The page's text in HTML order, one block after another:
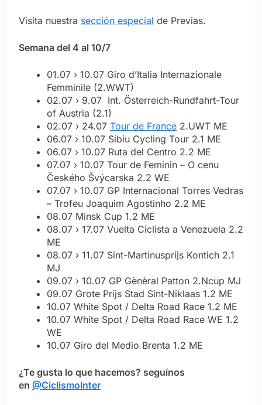
Visita nuestra sección especial de Previas.
Semana del 4 al 10/7
01.07 › 10.07 Giro d’Italia Internazionale
Femminile (2.WWT)
02.07 › 9.07 Int. Österreich-Rundfahrt-Tour
of Austria (2.1)
02.07 › 24.07 Tour de France 2.UWT ME
06.07 › 10.07 Sibiu Cycling Tour 2.1 ME
06.07 › 10.07 Ruta del Centro 2.2 ME
07.07 › 10.07 Tour de Feminin – O cenu
Českého Švýcarska 2.2 WE
07.07 › 10.07 GP Internacional Torres Vedras
– Trofeu Joaquim Agostinho 2.2 ME
08.07 Minsk Cup 1.2 ME
08.07 › 17.07 Vuelta Ciclista a Venezuela 2.2
ME
08.07 › 11.07 Sint-Martinusprijs Kontich 2.1
MJ
09.07 › 10.07 GP Gènèral Patton 2.Ncup MJ
09.07 Grote Prijs Stad Sint-Niklaas 1.2 ME
10.07 White Spot / Delta Road Race 1.2 ME
10.07 White Spot / Delta Road Race WE 1.2
WE
10.07 Giro del Medio Brenta 1.2 ME
¿Te gusta lo que hacemos? seguínos
en @CiclismoInter